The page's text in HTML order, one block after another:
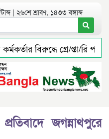
| ২৬শে শ্রাবণ, ১৪৩৩ বঙ্গাব্দ
বিরুদ্ধে গ্রে/প্তা/রি
দ্বিবার্ষিক সম্মেলন ও
জগন্নাথপুরে